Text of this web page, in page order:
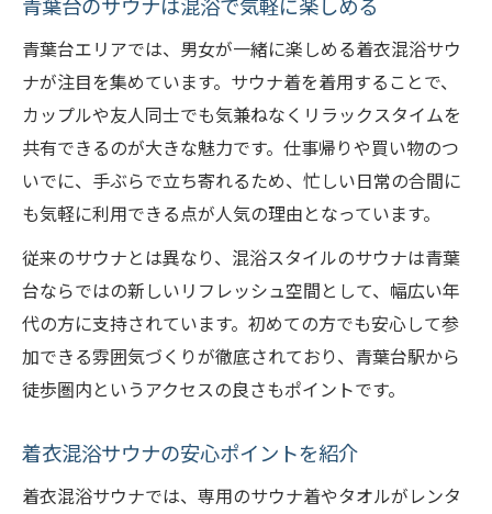
青葉台エリアでは、男女が一緒に楽しめる着衣混浴サウ
ナが注目を集めています。サウナ着を着用することで、
カップルや友人同士でも気兼ねなくリラックスタイムを
共有できるのが大きな魅力です。仕事帰りや買い物のつ
いでに、手ぶらで立ち寄れるため、忙しい日常の合間に
も気軽に利用できる点が人気の理由となっています。
従来のサウナとは異なり、混浴スタイルのサウナは青葉
台ならではの新しいリフレッシュ空間として、幅広い年
代の方に支持されています。初めての方でも安心して参
加できる雰囲気づくりが徹底されており、青葉台駅から
徒歩圏内というアクセスの良さもポイントです。
着衣混浴サウナの安心ポイントを紹介
着衣混浴サウナでは、専用のサウナ着やタオルがレンタ